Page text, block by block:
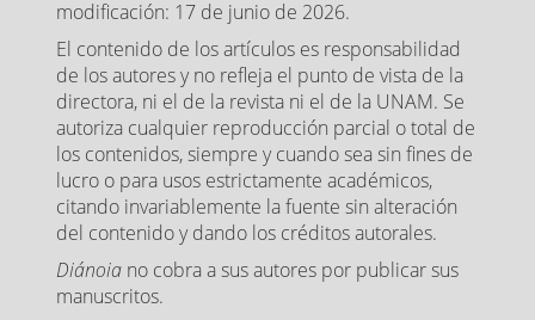
modificación: 17 de junio de 2026.
El contenido de los artículos es responsabilidad
de los autores y no refleja el punto de vista de la
directora, ni el de la revista ni el de la UNAM. Se
autoriza cualquier reproducción parcial o total de
los contenidos, siempre y cuando sea sin fines de
lucro o para usos estrictamente académicos,
citando invariablemente la fuente sin alteración
del contenido y dando los créditos autorales.
Diánoia no cobra a sus autores por publicar sus
manuscritos.